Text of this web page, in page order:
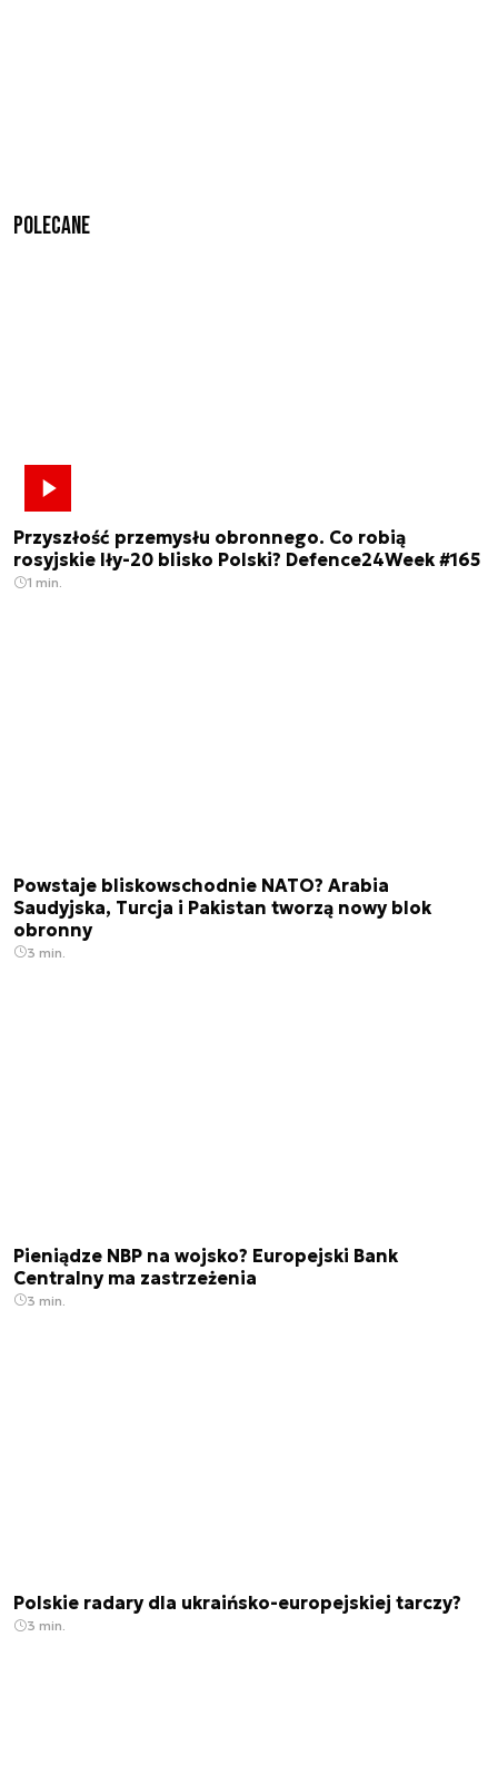
Polecane
Przyszłość przemysłu obronnego. Co robią
rosyjskie Iły-20 blisko Polski? Defence24Week #165
1 min.
Powstaje bliskowschodnie NATO? Arabia
Saudyjska, Turcja i Pakistan tworzą nowy blok
obronny
3 min.
Pieniądze NBP na wojsko? Europejski Bank
Centralny ma zastrzeżenia
3 min.
Polskie radary dla ukraińsko-europejskiej tarczy?
3 min.